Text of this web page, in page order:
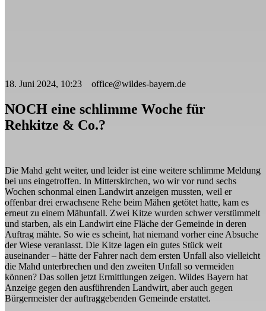
18. Juni 2024, 10:23 office@wildes-bayern.de
NOCH eine schlimme Woche für
Rehkitze & Co.?
Die Mahd geht weiter, und leider ist eine weitere schlimme Meldung
bei uns eingetroffen. In Mitterskirchen, wo wir vor rund sechs
Wochen schonmal einen Landwirt anzeigen mussten, weil er
offenbar drei erwachsene Rehe beim Mähen getötet hatte, kam es
erneut zu einem Mähunfall. Zwei Kitze wurden schwer verstümmelt
und starben, als ein Landwirt eine Fläche der Gemeinde in deren
Auftrag mähte. So wie es scheint, hat niemand vorher eine Absuche
der Wiese veranlasst. Die Kitze lagen ein gutes Stück weit
auseinander – hätte der Fahrer nach dem ersten Unfall also vielleicht
die Mahd unterbrechen und den zweiten Unfall so vermeiden
können? Das sollen jetzt Ermittlungen zeigen. Wildes Bayern hat
Anzeige gegen den ausführenden Landwirt, aber auch gegen
Bürgermeister der auftraggebenden Gemeinde erstattet.